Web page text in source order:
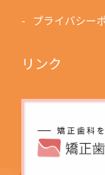
プライバシー
リンク